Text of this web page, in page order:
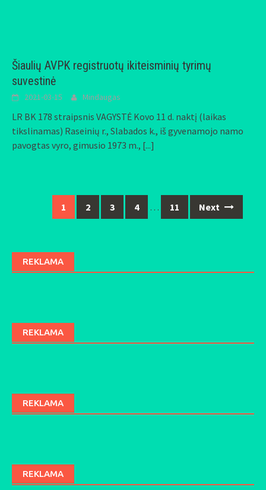
Šiaulių AVPK registruotų ikiteisminių tyrimų
suvestinė
2021-03-15 Mindaugas
LR BK 178 straipsnis VAGYSTĖ Kovo 11 d. naktį (laikas
tikslinamas) Raseinių r., Slabados k., iš gyvenamojo namo
pavogtas vyro, gimusio 1973 m., [...]
1 2 3 4 … 11 Next
REKLAMA
REKLAMA
REKLAMA
REKLAMA